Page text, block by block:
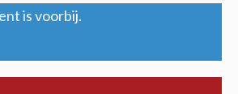
is voorbij.